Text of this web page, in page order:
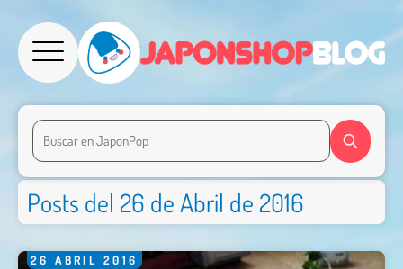
Posts del 26 de Abril de 2016
26 ABRIL 2016